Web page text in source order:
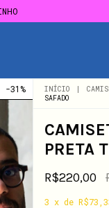
-31 % INÍCIO |
SAFADO
PRETA
R$220,00
3 x de